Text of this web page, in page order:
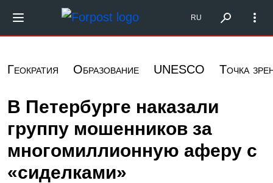
Перейти к основному содержанию
Форпост Северо-Запад
RU
Геократия Образование UNESCO Точка
В Петербурге наказали
группу мошенников за
многомиллионную аферу с
«сиделками»